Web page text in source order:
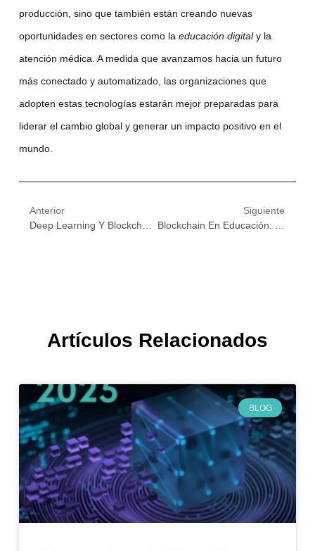
producción, sino que también están creando nuevas
oportunidades en sectores como la educación digitaly la
atención médica. A medida que avanzamos hacia un futuro
más conectado y automatizado, las organizaciones que
adopten estas tecnologías estarán mejor preparadas para
liderar el cambio global y generar un impacto positivo en el
mundo.
Anterior
Siguiente
Artículos Relacionados
BLOG